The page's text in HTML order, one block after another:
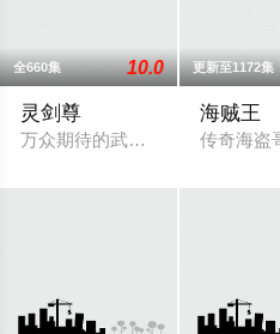
全660集 10.0
灵剑尊
万众期待的武府选拔终于开始
更新至1172集
海贼王
传奇海盗